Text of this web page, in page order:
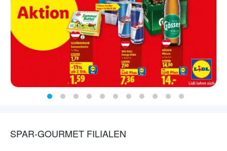
SPAR-GOURMET FILIALEN